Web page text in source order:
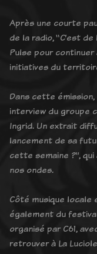
Après une courte
de la radio, “C’est
Pulse pour
initiatives du
Dans cette
interview du groupe
Ingrid. Un extrait
lancement de sa
cette semaine ?”,
nos ondes.
Côté musique
également du
organisé par C61,
retrouver à La